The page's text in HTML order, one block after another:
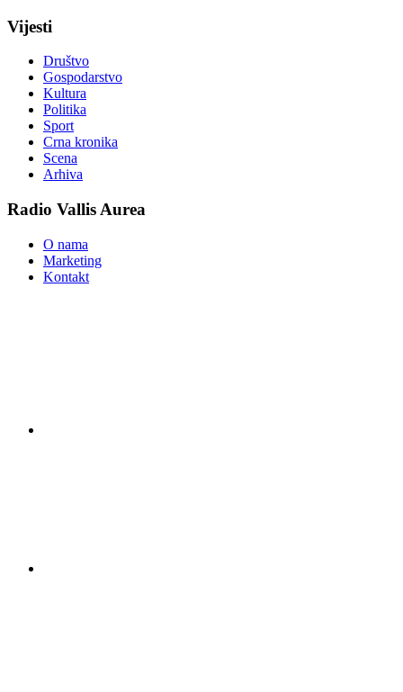
Vijesti
Društvo
Gospodarstvo
Kultura
Politika
Sport
Crna kronika
Scena
Arhiva
Radio Vallis Aurea
O nama
Marketing
Kontakt